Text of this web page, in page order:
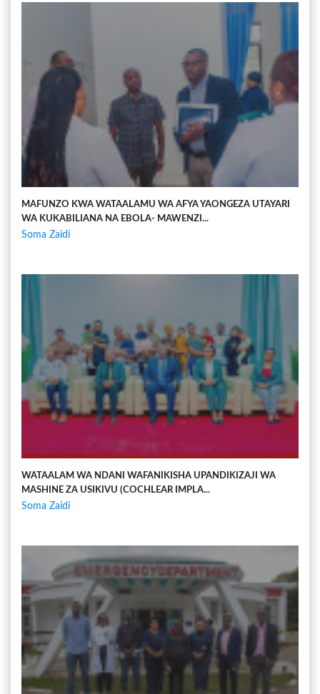
MAFUNZO KWA WATAALAMU WA AFYA YAONGEZA UTAYARI
WA KUKABILIANA NA EBOLA- MAWENZI...
Soma Zaidi
WATAALAM WA NDANI WAFANIKISHA UPANDIKIZAJI WA
MASHINE ZA USIKIVU (COCHLEAR IMPLA...
Soma Zaidi